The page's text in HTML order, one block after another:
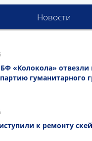
Новости
«Колокола» отвезли
гуманитарного
к ремонту